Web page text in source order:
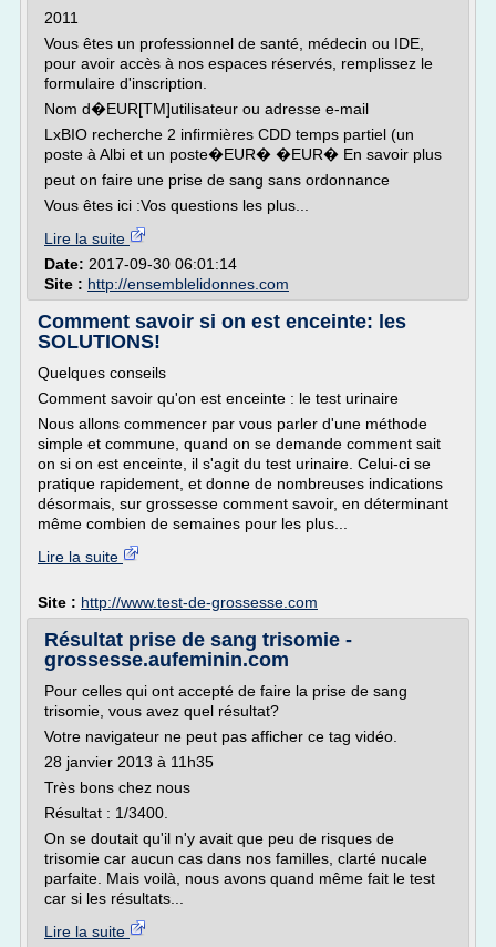
2011
Vous êtes un professionnel de santé, médecin ou IDE,
pour avoir accès à nos espaces réservés, remplissez le
formulaire d'inscription.
Nom d�EUR[TM]utilisateur ou adresse e-mail
LxBIO recherche 2 infirmières CDD temps partiel (un
poste à Albi et un poste�EUR� �EUR� En savoir plus
peut on faire une prise de sang sans ordonnance
Vous êtes ici :Vos questions les plus...
Lire la suite
Date: 2017-09-30 06:01:14
Site : http://ensemblelidonnes.com
Comment savoir si on est enceinte: les
SOLUTIONS!
Quelques conseils
Comment savoir qu'on est enceinte : le test urinaire
Nous allons commencer par vous parler d'une méthode
simple et commune, quand on se demande comment sait
on si on est enceinte, il s'agit du test urinaire. Celui-ci se
pratique rapidement, et donne de nombreuses indications
désormais, sur grossesse comment savoir, en déterminant
même combien de semaines pour les plus...
Lire la suite
Site : http://www.test-de-grossesse.com
Résultat prise de sang trisomie -
grossesse.aufeminin.com
Pour celles qui ont accepté de faire la prise de sang
trisomie, vous avez quel résultat?
Votre navigateur ne peut pas afficher ce tag vidéo.
28 janvier 2013 à 11h35
Très bons chez nous
Résultat : 1/3400.
On se doutait qu'il n'y avait que peu de risques de
trisomie car aucun cas dans nos familles, clarté nucale
parfaite. Mais voilà, nous avons quand même fait le test
car si les résultats...
Lire la suite